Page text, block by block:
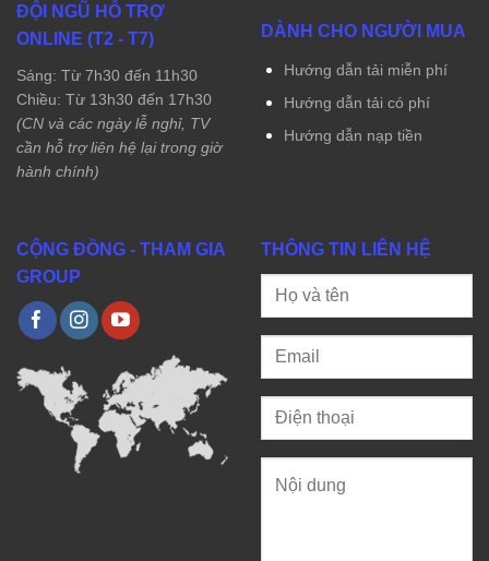
ĐỘI NGŨ HỖ TRỢ
ONLINE (T2 - T7)
Sáng: Từ 7h30 đến 11h30
Chiều: Từ 13h30 đến 17h30
(CN và các ngày lễ nghỉ, TV
cần hỗ trợ liên hệ lại trong giờ
hành chính)
DÀNH CHO NGƯỜI MUA
Hướng dẫn tải miễn phí
Hướng dẫn tải có phí
Hướng dẫn nạp tiền
CỘNG ĐỒNG - THAM GIA
GROUP
THÔNG TIN LIÊN HỆ